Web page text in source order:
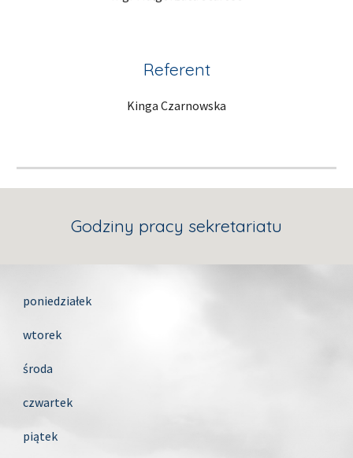
Referent
Kinga Czarnowska
Godziny pracy sekretariatu
poniedziałek
wtorek
środa
czwartek
piątek